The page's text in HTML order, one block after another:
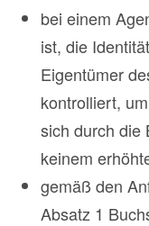
bei einem
ist, die
Eigentümer
kontrolliert,
sich durch die
keinem
gemäß den
Absatz 1